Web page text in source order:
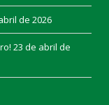
de 2026
23 de abril de